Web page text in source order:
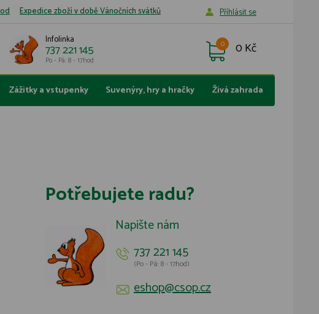
Expedice zboží v době Vánočních svátků Příhlásit se
Infolinka
737 221 145
Po - Pá: 8 - 17hod
0 Kč
0
Zážitky a vstupenky Suvenýry, hry a hračky Živá zahrada
Potřebujete radu?
Napište nám
737 221 145
(Po - Pá: 8 - 17hod)
eshop@csop.cz